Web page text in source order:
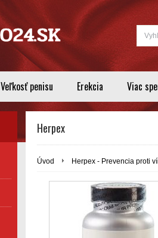
Veľkosť penisu Erekcia Viac
Herpex
Úvod Herpex - Prevencia proti